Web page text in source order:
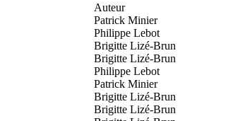
Auteur
Patrick Minier
Philippe Lebot
Brigitte Lizé-Brun
Brigitte Lizé-Brun
Philippe Lebot
Patrick Minier
Brigitte Lizé-Brun
Brigitte Lizé-Brun